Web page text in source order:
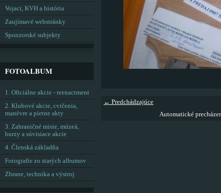
← Predchádzajúce
Automatické
Vojaci, KVH a história
Zaujímavé webstránky
Sponzorské subjekty
FOTOALBUM
1. Oficiálne akcie - reenactment
2. Klubové akcie, cvičenia,
manévre a pietne akty
3. Zahraničné misie, múzeá,
burzy a súvisiace akcie
4. Členská základňa
Fotografie zo starých albumov
Zbrane, technika a výstroj